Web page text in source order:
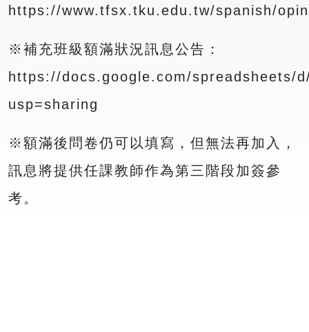
https://www.tfsx.tku.edu.tw/spanish/
※補充班級額滿狀況訊息公告：
https://docs.google.com/spreadsheets/
usp=sharing
※額滿後問卷仍可以填寫，但無法再加入，
訊息將提供任課教師作為第三階段加簽參
考。